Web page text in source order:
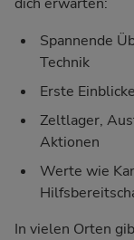
Spannende
Technik
Erste
Zeltlager,
Aktionen
Werte wie
In vielen Orten